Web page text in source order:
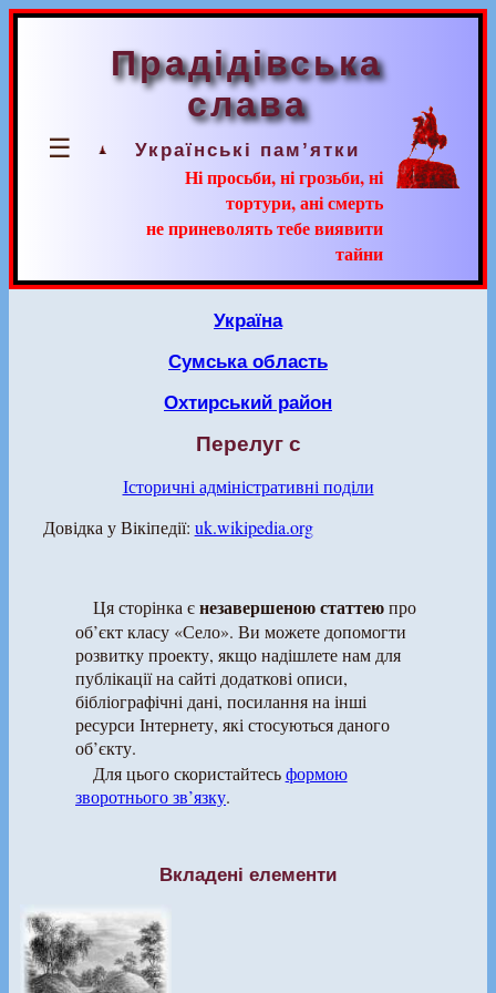
☰
Прадідівська
слава
Українські пам’ятки
Ні просьби, ні грозьби, ні
тортури, ані смерть
не приневолять тебе виявити
тайни
Україна
Сумська область
Охтирський район
Перелуг с
Історичні адміністративні поділи
Довідка у Вікіпедії: uk.wikipedia.org
Ця сторінка єнезавершеною статтеюпро
об’єкт класу «Село». Ви можете допомогти
розвитку проекту, якщо надішлете нам для
публікації на сайті додаткові описи,
бібліографічні дані, посилання на інші
ресурси Інтернету, які стосуються даного
об’єкту.
Для цього скористайтесьформою
зворотнього зв’язку.
Вкладені елементи